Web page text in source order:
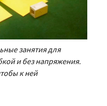
занятия для
и без напряжения.
к ней